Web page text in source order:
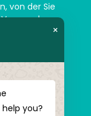
von der Sie
Sie
×
help you?